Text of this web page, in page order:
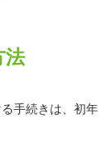
法
手続きは、初年